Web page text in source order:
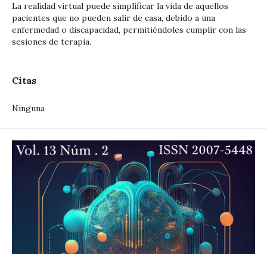
La realidad virtual puede simplificar la vida de aquellos
pacientes que no pueden salir de casa, debido a una
enfermedad o discapacidad, permitiéndoles cumplir con las
sesiones de terapia.
Citas
Ninguna